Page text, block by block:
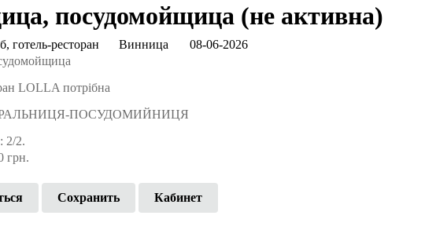
посудомойщица (не активна)
готель-ресторан Винница
08-06-2026
LOLLA потрібна
ПОСУДОМИЙНИЦЯ
2/2.
грн.
Сохранить Кабинет